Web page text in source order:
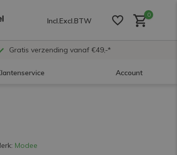
Incl.Excl.BTW
0
Gratis verzending vanaf €49,-*
Account
Modee